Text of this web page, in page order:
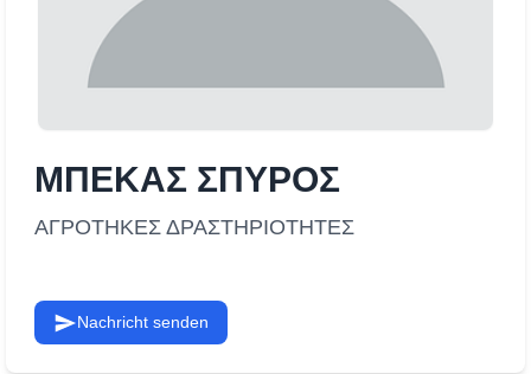
ΜΠΕΚΑΣ ΣΠΥΡΟΣ
ΑΓΡΟΤΗΚΕΣ ΔΡΑΣΤΗΡΙΟΤΗΤΕΣ
Nachricht senden